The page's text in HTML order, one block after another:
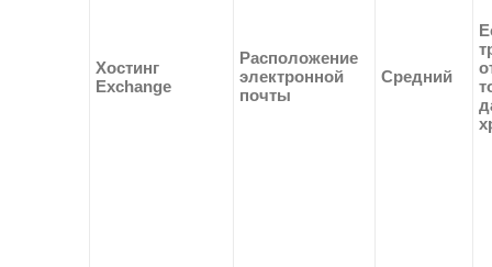
Хостинг
Exchange
Расположение
электронной
почты
Средний